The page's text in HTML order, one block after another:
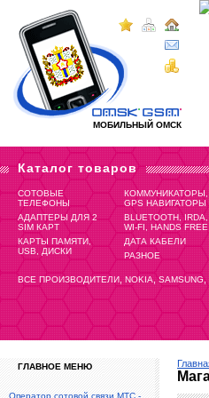
МОБИЛЬНЫЙ ОМСК
Каталог товаров
СОТОВЫЕ
ТЕЛЕФОНЫ
КОММУНИКАТОРЫ,
GPS НАВИГАТОРЫ
АДАПТЕРЫ ДЛЯ 2
SIM КАРТ
BLUETOOTH, IRDA,
WI-FI, HANDS FREE
КАРТЫ ПАМЯТИ,
USB, ДИСКИ
ДАТА КАБЕЛИ
РАЗНОЕ
ВСЕ ПРОИЗВОДИТЕЛИ,NOKIA,SAMSUNG,
ГЛАВНОЕ МЕНЮ
Оператор сотовой связи МТС -